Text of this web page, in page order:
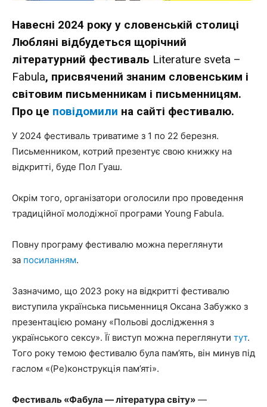
Навесні 2024 року у словенській столиці
Любляні відбудеться щорічний
літературний фестиваль Literature sveta –
Fabula, присвячений знаним словенським і
світовим письменникам і письменницям.
Про це повідомили на сайті фестивалю.
У 2024 фестиваль триватиме з 1 по 22 березня.
Письменником, котрий презентує свою книжку на
відкритті, буде Пол Гуаш.
Окрім того, організатори оголосили про проведення
традиційної молодіжної програми Young Fabula.
Повну програму фестивалю можна переглянути
за посиланням.
Зазначимо, що 2023 року на відкритті фестивалю
виступила українська письменниця Оксана Забужко з
презентацією роману «Польові дослідження з
українського сексу». Її виступ можна переглянути тут.
Того року темою фестивалю була пам’ять, він минув під
гаслом «(Ре)конструкція пам’яті».
Фестиваль «Фабула — література світу» —